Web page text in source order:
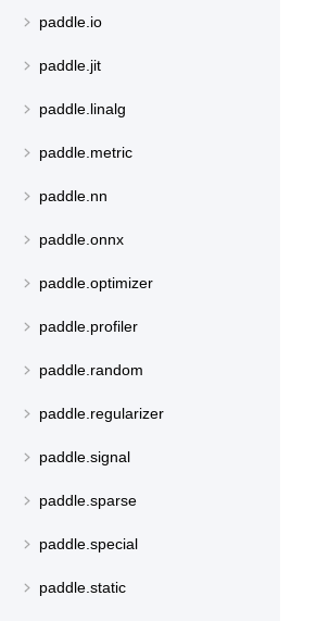
paddle.io
paddle.jit
paddle.linalg
paddle.metric
paddle.nn
paddle.onnx
paddle.optimizer
paddle.profiler
paddle.random
paddle.regularizer
paddle.signal
paddle.sparse
paddle.special
paddle.static